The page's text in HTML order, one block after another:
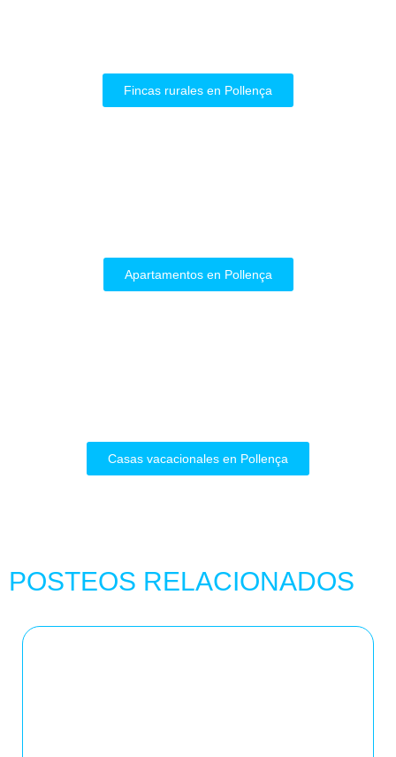
Fincas rurales en Pollença
Apartamentos en Pollença
Casas vacacionales en Pollença
POSTEOS RELACIONADOS